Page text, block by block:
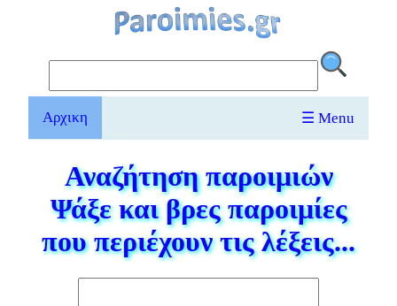
Αρχικη ☰ Menu
Αναζήτηση παροιμιών
Ψάξε και βρες παροιμίες
που περιέχουν τις λέξεις...